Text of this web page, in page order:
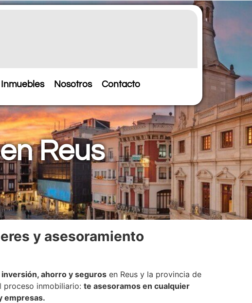
Inmuebles Nosotros Contacto
Reus
y asesoramiento
ahorro y seguros en Reus y la provincia de
proceso inmobiliario: te asesoramos en cualquier
empresas.